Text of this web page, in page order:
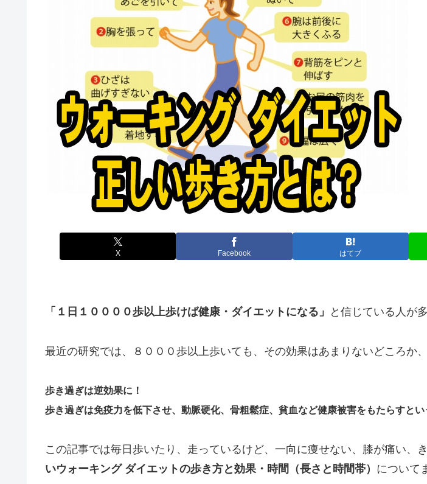
X Facebook はてブ
「１日１００００歩以上歩けば健康・ダイエットになる」 と信じている人が
最近の研究では、８０００歩以上歩いても、その効果はあまりないどころか
歩き過ぎは逆効果に！
歩き過ぎは免疫力を低下させ、動脈硬化、骨粗鬆症、貧血など健康被害をもたらすとい
この記事では毎日歩いたり、走っているけど、一向に痩せない、膝が痛い、
いウォーキング ダイエットの歩き方と効果・時間（長さと時間帯） について